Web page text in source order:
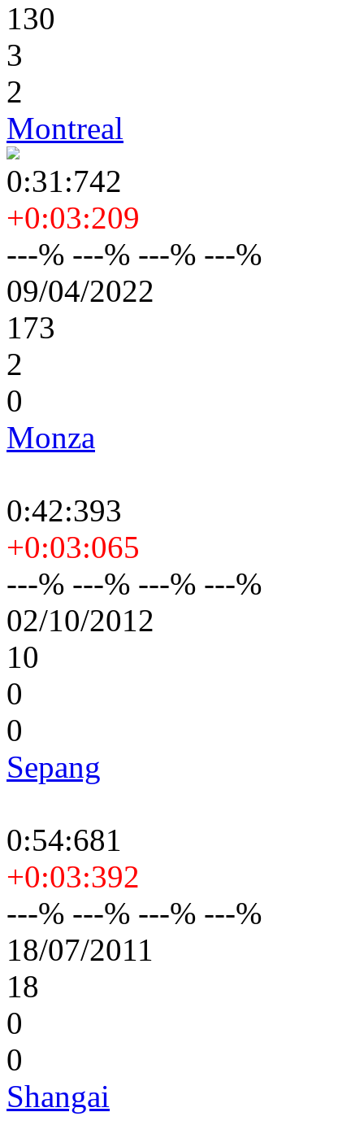
130
3
2
Montreal
0:31:742
+0:03:209
---% ---% ---% ---%
09/04/2022
173
2
0
Monza
0:42:393
+0:03:065
---% ---% ---% ---%
02/10/2012
10
0
0
Sepang
0:54:681
+0:03:392
---% ---% ---% ---%
18/07/2011
18
0
0
Shangai